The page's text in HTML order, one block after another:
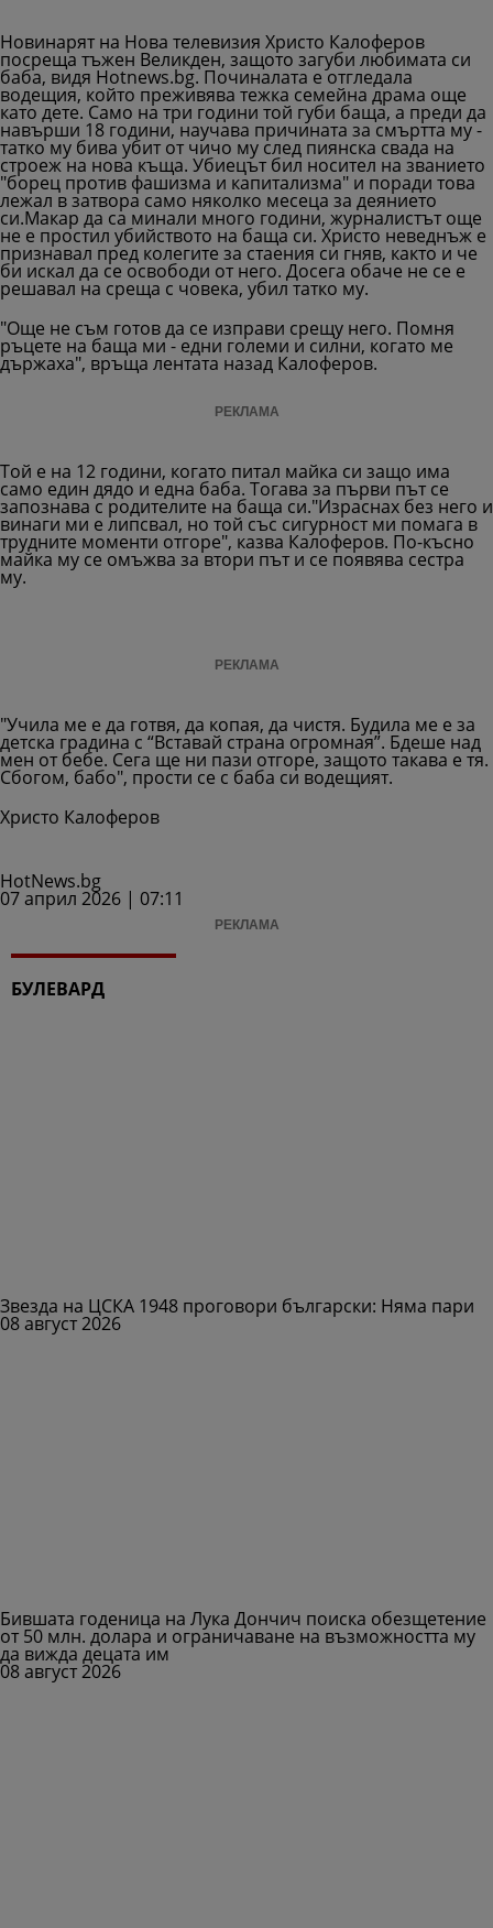
Новинарят на Нова телевизия Христо Калоферов
посреща тъжен Великден, защото загуби любимата си
баба, видя Hotnews.bg. Починалата е отгледала
водещия, който преживява тежка семейна драма още
като дете. Само на три години той губи баща, а преди да
навърши 18 години, научава причината за смъртта му -
татко му бива убит от чичо му след пиянска свада на
строеж на нова къща. Убиецът бил носител на званието
"борец против фашизма и капитализма" и поради това
лежал в затвора само няколко месеца за деянието
си.Макар да са минали много години, журналистът още
не е простил убийството на баща си. Христо неведнъж е
признавал пред колегите за стаения си гняв, както и че
би искал да се освободи от него. Досега обаче не се е
решавал на среща с човека, убил татко му.
"Още не съм готов да се изправи срещу него. Помня
ръцете на баща ми - едни големи и силни, когато ме
държаха", връща лентата назад Калоферов.
РЕКЛАМА
Той е на 12 години, когато питал майка си защо има
само един дядо и една баба. Тогава за първи път се
запознава с родителите на баща си."Израснах без него и
винаги ми е липсвал, но той със сигурност ми помага в
трудните моменти отгоре", казва Калоферов. По-късно
майка му се омъжва за втори път и се появява сестра
му.
РЕКЛАМА
"Учила ме е да готвя, да копая, да чистя. Будила ме е за
детска градина с “Вставай страна огромная”. Бдеше над
мен от бебе. Сега ще ни пази отгоре, защото такава е тя.
Сбогом, бабо", прости се с баба си водещият.
Христо Калоферов
HotNews.bg
07 април 2026 | 07:11
РЕКЛАМА
БУЛЕВАРД
Звезда на ЦСКА 1948 проговори български: Няма пари
08 август 2026
Бившата годеница на Лука Дончич поиска обезщетение
от 50 млн. долара и ограничаване на възможността му
да вижда децата им
08 август 2026